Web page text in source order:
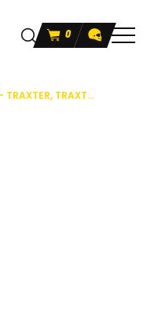
0
TRAXTER, TRAXT...